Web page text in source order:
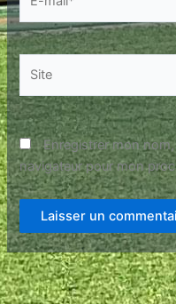
mail*
Enregistrer mon
navigateur pour mon